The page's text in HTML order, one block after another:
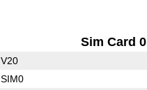
Sim Card 0
V20
SIM0